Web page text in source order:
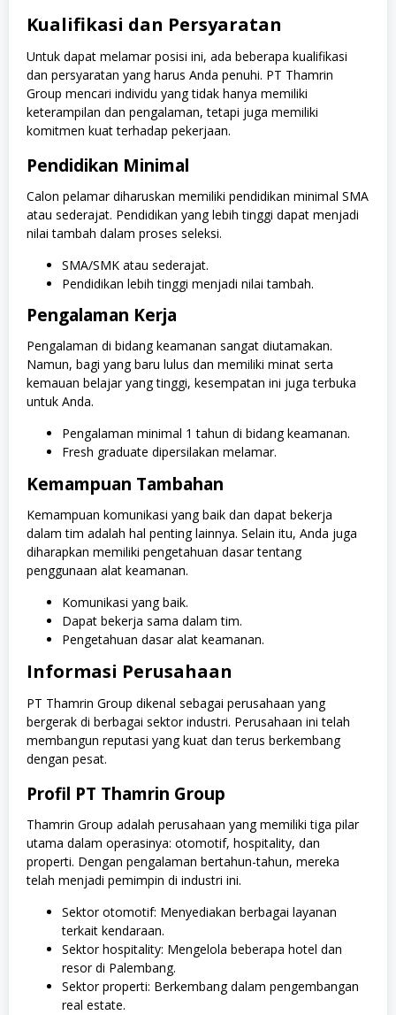
Kualifikasi dan Persyaratan
Untuk dapat melamar posisi ini, ada beberapa kualifikasi
dan persyaratan yang harus Anda penuhi. PT Thamrin
Group mencari individu yang tidak hanya memiliki
keterampilan dan pengalaman, tetapi juga memiliki
komitmen kuat terhadap pekerjaan.
Pendidikan Minimal
Calon pelamar diharuskan memiliki pendidikan minimal SMA
atau sederajat. Pendidikan yang lebih tinggi dapat menjadi
nilai tambah dalam proses seleksi.
SMA/SMK atau sederajat.
Pendidikan lebih tinggi menjadi nilai tambah.
Pengalaman Kerja
Pengalaman di bidang keamanan sangat diutamakan.
Namun, bagi yang baru lulus dan memiliki minat serta
kemauan belajar yang tinggi, kesempatan ini juga terbuka
untuk Anda.
Pengalaman minimal 1 tahun di bidang keamanan.
Fresh graduate dipersilakan melamar.
Kemampuan Tambahan
Kemampuan komunikasi yang baik dan dapat bekerja
dalam tim adalah hal penting lainnya. Selain itu, Anda juga
diharapkan memiliki pengetahuan dasar tentang
penggunaan alat keamanan.
Komunikasi yang baik.
Dapat bekerja sama dalam tim.
Pengetahuan dasar alat keamanan.
Informasi Perusahaan
PT Thamrin Group dikenal sebagai perusahaan yang
bergerak di berbagai sektor industri. Perusahaan ini telah
membangun reputasi yang kuat dan terus berkembang
dengan pesat.
Profil PT Thamrin Group
Thamrin Group adalah perusahaan yang memiliki tiga pilar
utama dalam operasinya: otomotif, hospitality, dan
properti. Dengan pengalaman bertahun-tahun, mereka
telah menjadi pemimpin di industri ini.
Sektor otomotif: Menyediakan berbagai layanan
terkait kendaraan.
Sektor hospitality: Mengelola beberapa hotel dan
resor di Palembang.
Sektor properti: Berkembang dalam pengembangan
real estate.